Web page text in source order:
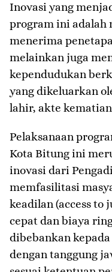
Inovasi yang
program ini adalah
menerima
melainkan juga
kependudukan
yang dikeluarkan
lahir, akte
Pelaksanaan
Kota Bitung ini
inovasi dari
memfasilitasi
keadilan (access to
cepat dan biaya
dibebankan
dengan tanggung